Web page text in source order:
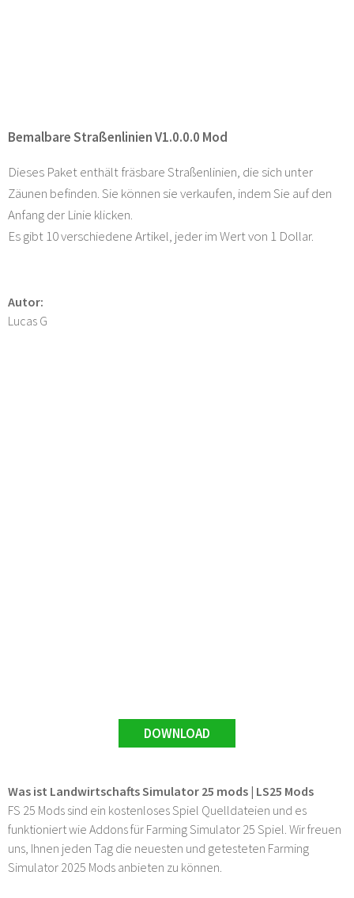
Bemalbare Straßenlinien V1.0.0.0 Mod
Dieses Paket enthält fräsbare Straßenlinien, die sich unter
Zäunen befinden. Sie können sie verkaufen, indem Sie auf den
Anfang der Linie klicken.
Es gibt 10 verschiedene Artikel, jeder im Wert von 1 Dollar.
Autor:
Lucas G
DOWNLOAD
Was ist Landwirtschafts Simulator 25 mods | LS25 Mods
FS 25 Mods sind ein kostenloses Spiel Quelldateien und es
funktioniert wie Addons für Farming Simulator 25 Spiel. Wir freuen
uns, Ihnen jeden Tag die neuesten und getesteten Farming
Simulator 2025 Mods anbieten zu können.